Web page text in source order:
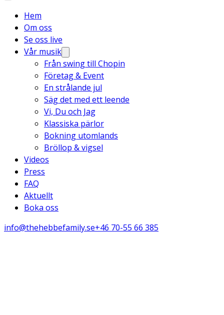
Hem
Om oss
Se oss live
Vår musik
Från swing till Chopin
Företag & Event
En strålande jul
Säg det med ett leende
Vi, Du och Jag
Klassiska pärlor
Bokning utomlands
Bröllop & vigsel
Videos
Press
FAQ
Aktuellt
Boka oss
info@thehebbefamily.se+46 70-55 66 385